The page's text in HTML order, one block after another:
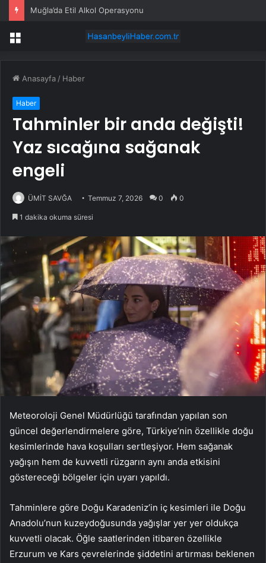
Muğla’da Etil Alkol Operasyonu
Menü
Anasayfa / Haber
Haber
Tahminler bir anda değişti!
Yaz sıcağına sağanak
engeli
ÜMİT SAVĞA Temmuz 7, 2026 0 0
1 dakika okuma süresi
Meteoroloji Genel Müdürlüğü tarafından yapılan son
güncel değerlendirmelere göre, Türkiye’nin özellikle doğu
kesimlerinde hava koşulları sertleşiyor. Hem sağanak
yağışın hem de kuvvetli rüzgarın aynı anda etkisini
göstereceği bölgeler için uyarı yapıldı.
Tahminlere göre Doğu Karadeniz’in iç kesimleri ile Doğu
Anadolu’nun kuzeydoğusunda yağışlar yer yer oldukça
kuvvetli olacak. Öğle saatlerinden itibaren özellikle
Erzurum ve Kars çevrelerinde şiddetini artırması beklenen